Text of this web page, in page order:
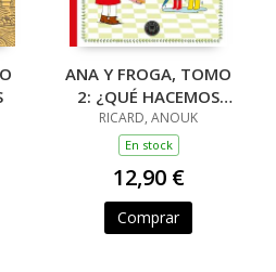
ANA Y FROGA, TOMO
2: ¿QUÉ HACEMOS
AHORA? (NUEVA
EDICIÓN)
RICARD, ANOUK
En stock
12,90 €
Comprar